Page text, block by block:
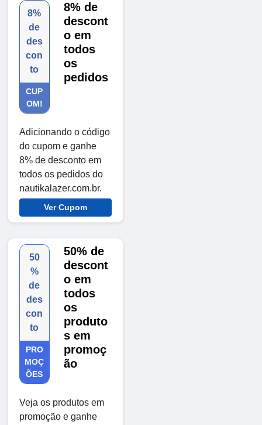
8%
de
des
con
to
CUP
OM!
8% de
descont
o em
todos
os
pedidos
Adicionando o código
do cupom e ganhe
8% de desconto em
todos os pedidos do
nautikalazer.com.br.
Ver Cupom
50
%
de
des
con
to
PRO
MOÇ
ÕES
50% de
descont
o em
todos
os
produto
s em
promoç
ão
Veja os produtos em
promoção e ganhe